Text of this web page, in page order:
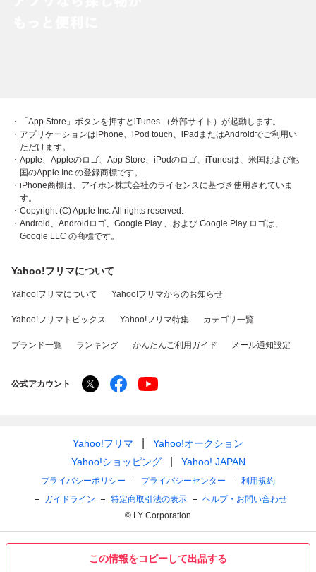
この情報をコピーして出品する
・「App Store」ボタンを押すとiTunes （外部サイト）が起動します。
・アプリケーションはiPhone、iPod touch、iPadまたはAndroidでご利用い
ただけます。
・Apple、Appleのロゴ、App Store、iPodのロゴ、iTunesは、米国および他
国のApple Inc.の登録商標です。
・iPhone商標は、アイホン株式会社のライセンスに基づき使用されていま
す。
・Copyright (C) Apple Inc. All rights reserved.
・Android、Androidロゴ、Google Play 、および Google Play ロゴは、
Google LLC の商標です。
Yahoo!フリマについて
Yahoo!フリマについて Yahoo!フリマからのお知らせ
Yahoo!フリマトピックス Yahoo!フリマ特集 カテゴリ一覧
ブランド一覧 ランキング かんたんご利用ガイド メール通知設定
公式アカウント
Yahoo!フリマ
Yahoo!オークション
Yahoo!ショッピング
Yahoo! JAPAN
プライバシーポリシー プライバシーセンター
利用規約
ガイドライン
特定商取引法の表示
ヘルプ・お問い合わせ
© LY Corporation